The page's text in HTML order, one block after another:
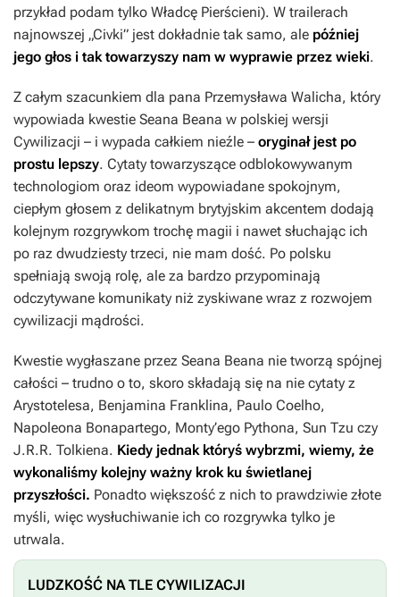
przykład podam tylko Władcę Pierścieni). W trailerach
najnowszej „Civki” jest dokładnie tak samo, ale później
jego głos i tak towarzyszy nam w wyprawie przez wieki.
Z całym szacunkiem dla pana Przemysława Walicha, który
wypowiada kwestie Seana Beana w polskiej wersji
Cywilizacji – i wypada całkiem nieźle – oryginał jest po
prostu lepszy. Cytaty towarzyszące odblokowywanym
technologiom oraz ideom wypowiadane spokojnym,
ciepłym głosem z delikatnym brytyjskim akcentem dodają
kolejnym rozgrywkom trochę magii i nawet słuchając ich
po raz dwudziesty trzeci, nie mam dość. Po polsku
spełniają swoją rolę, ale za bardzo przypominają
odczytywane komunikaty niż zyskiwane wraz z rozwojem
cywilizacji mądrości.
Kwestie wygłaszane przez Seana Beana nie tworzą spójnej
całości – trudno o to, skoro składają się na nie cytaty z
Arystotelesa, Benjamina Franklina, Paulo Coelho,
Napoleona Bonapartego, Monty’ego Pythona, Sun Tzu czy
J.R.R. Tolkiena. Kiedy jednak któryś wybrzmi, wiemy, że
wykonaliśmy kolejny ważny krok ku świetlanej
przyszłości. Ponadto większość z nich to prawdziwie złote
myśli, więc wysłuchiwanie ich co rozgrywka tylko je
utrwala.
LUDZKOŚĆ NA TLE CYWILIZACJI